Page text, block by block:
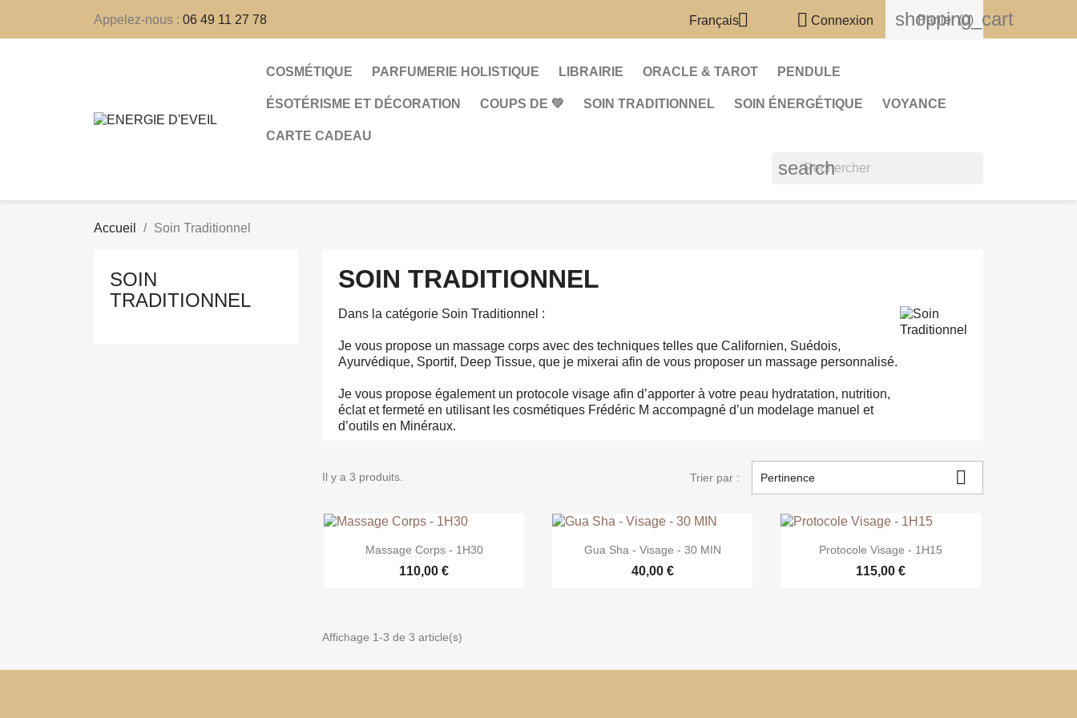
Appelez-nous : 06 49 11 27 78 Français  Connexion shopping_cart
Panier (0)
COSMÉTIQUE PARFUMERIE HOLISTIQUE LIBRAIRIE ORACLE & TAROT PENDULE
ÉSOTÉRISME ET DÉCORATION COUPS DE 💚 SOIN TRADITIONNEL SOIN ÉNERGÉTIQUE VOYANCE
CARTE CADEAU
search
Accueil Soin Traditionnel
SOIN
TRADITIONNEL
SOIN TRADITIONNEL
Dans la catégorie Soin Traditionnel :
Je vous propose un massage corps avec des techniques telles que Californien, Suédois,
Ayurvédique, Sportif, Deep Tissue, que je mixerai afin de vous proposer un massage personnalisé.
Je vous propose également un protocole visage afin d’apporter à votre peau hydratation, nutrition,
éclat et fermeté en utilisant les cosmétiques Frédéric M accompagné d’un modelage manuel et
d’outils en Minéraux.
Il y a 3 produits. Trier par : Pertinence 
 Aperçu rapide
Massage Corps - 1H30
110,00 €
 Aperçu rapide
Gua Sha - Visage - 30 MIN
40,00 €
 Aperçu rapide
Protocole Visage - 1H15
115,00 €
Affichage 1-3 de 3 article(s)